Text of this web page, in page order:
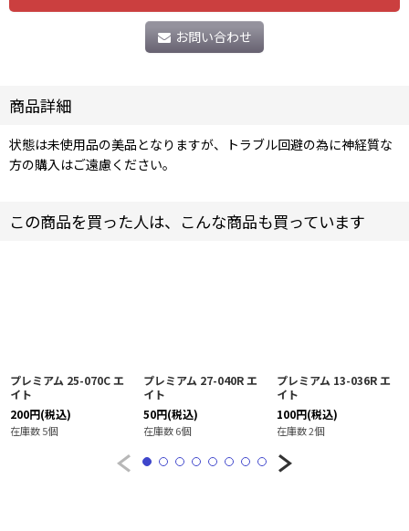
お問い合わせ
商品詳細
状態は未使用品の美品となりますが、トラブル回避の為に神経質な
方の購入はご遠慮ください。
この商品を買った人は、こんな商品も買っています
プレミアム 25-070C エ
イト
200円(税込)
在庫数 5個
プレミアム 27-040R エ
イト
50円(税込)
在庫数 6個
プレミアム 13-036R エ
イト
100円(税込)
在庫数 2個